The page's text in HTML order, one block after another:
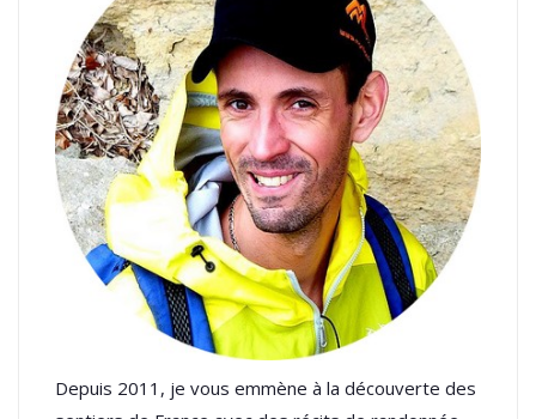
Depuis 2011, je vous emmène à la découverte des